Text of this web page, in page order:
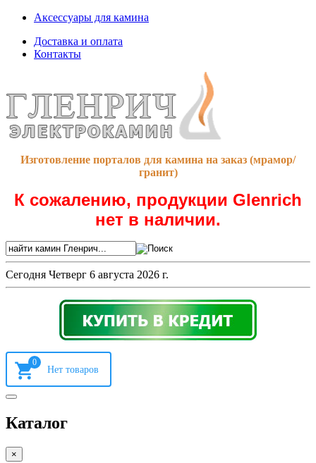
Аксессуары для камина
Доставка и оплата
Контакты
Изготовление порталов для камина на заказ (мрамор/
гранит)
К сожалению, продукции Glenrich
нет в наличии.
Сегодня Четверг 6 августа 2026 г.
0
Каталог
×